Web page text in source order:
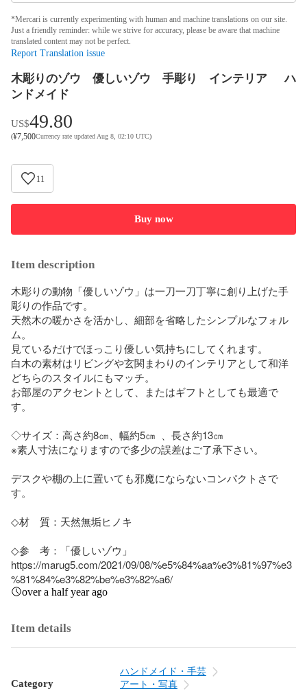
*Mercari is currently experimenting with human and machine translations on our site.
Just a friendly reminder: while we strive for accuracy, please be aware that machine
translated content may not be perfect.
Report Translation issue
木彫りのゾウ 優しいゾウ 手彫り インテリア ハ
ンドメイド
US$49.80
(¥7,500Currency rate updated Aug 8, 02:10 UTC)
11
Buy now
Item description
木彫りの動物「優しいゾウ」は一刀一刀丁寧に創り上げた手
彫りの作品です。
天然木の暖かさを活かし、細部を省略したシンプルなフォル
ム。
見ているだけでほっこり優しい気持ちにしてくれます。
白木の素材はリビングや玄関まわりのインテリアとして和洋
どちらのスタイルにもマッチ。
お部屋のアクセントとして、またはギフトとしても最適で
す。
◇サイズ：高さ約8㎝、幅約5㎝  、長さ約13㎝
※素人寸法になりますので多少の誤差はご了承下さい。
デスクや棚の上に置いても邪魔にならないコンパクトさで
す。
◇材　質：天然無垢ヒノキ
◇参　考：「優しいゾウ」
https://marug5.com/2021/09/08/%e5%84%aa%e3%81%97%e3
%81%84%e3%82%be%e3%82%a6/
over a half year ago
Item details
Category
ハンドメイド・手芸
アート・写真